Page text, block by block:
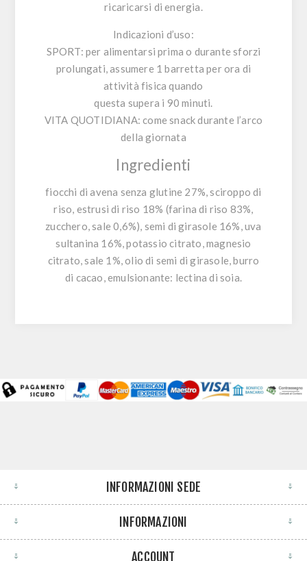
ricaricarsi di energia.
Indicazioni d’uso:
SPORT: per alimentarsi prima o durante sforzi
prolungati, assumere 1 barretta per ora di
attività fisica quando
questa supera i 90 minuti.
VITA QUOTIDIANA: come snack durante l’arco
della giornata
Ingredienti
fiocchi di avena senza glutine 27%, sciroppo di
riso, estrusi di riso 18% (farina di riso 83%,
zucchero, sale 0,6%), semi di girasole 16%, uva
sultanina 16%, potassio citrato, magnesio
citrato, sale 1%, olio di semi di girasole, burro
di cacao, emulsionante: lectina di soia.
INFORMAZIONI SEDE
INFORMAZIONI
ACCOUNT